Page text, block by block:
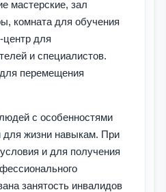
мастерские, зал
комната для обучения
центр для
и специалистов.
перемещения
с особенностями
жизни навыкам. При
и для получения
занятость инвалидов